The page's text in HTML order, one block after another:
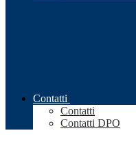
Contatti
Contatti
Contatti DPO